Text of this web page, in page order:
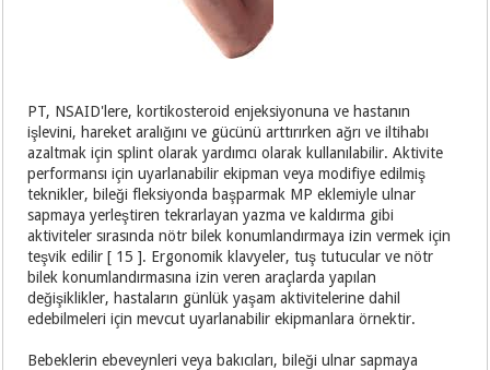
PT, NSAID'lere, kortikosteroid enjeksiyonuna ve hastanın
işlevini, hareket aralığını ve gücünü arttırırken ağrı ve iltihabı
azaltmak için splint olarak yardımcı olarak kullanılabilir. Aktivite
performansı için uyarlanabilir ekipman veya modifiye edilmiş
teknikler, bileği fleksiyonda başparmak MP eklemiyle ulnar
sapmaya yerleştiren tekrarlayan yazma ve kaldırma gibi
aktiviteler sırasında nötr bilek konumlandırmaya izin vermek için
teşvik edilir [ 15 ]. Ergonomik klavyeler, tuş tutucular ve nötr
bilek konumlandırmasına izin veren araçlarda yapılan
değişiklikler, hastaların günlük yaşam aktivitelerine dahil
edebilmeleri için mevcut uyarlanabilir ekipmanlara örnektir.
Bebeklerin ebeveynleri veya bakıcıları, bileği ulnar sapmaya